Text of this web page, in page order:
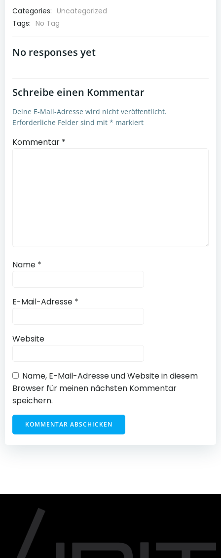
Categories: Uncategorized
Tags: No Tag
No responses yet
Schreibe einen Kommentar
Deine E-Mail-Adresse wird nicht veröffentlicht.
Erforderliche Felder sind mit * markiert
Kommentar *
Name *
E-Mail-Adresse *
Website
Name, E-Mail-Adresse und Website in diesem
Browser für meinen nächsten Kommentar
speichern.